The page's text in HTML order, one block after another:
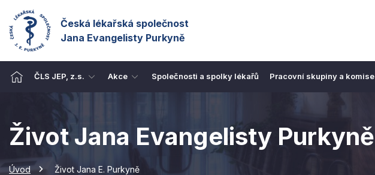
Česká lékařská společnost
Jana Evangelisty Purkyně
ČLS JEP, z.s. Akce Společnosti a spolky lékařů Pracovní skupiny a komise
Život Jana Evangelisty Purkyně
Úvod Život Jana E. Purkyně